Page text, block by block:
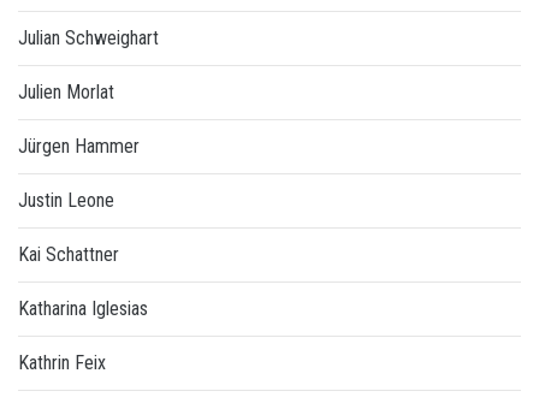
Julian Schweighart
Julien Morlat
Jürgen Hammer
Justin Leone
Kai Schattner
Katharina Iglesias
Kathrin Feix